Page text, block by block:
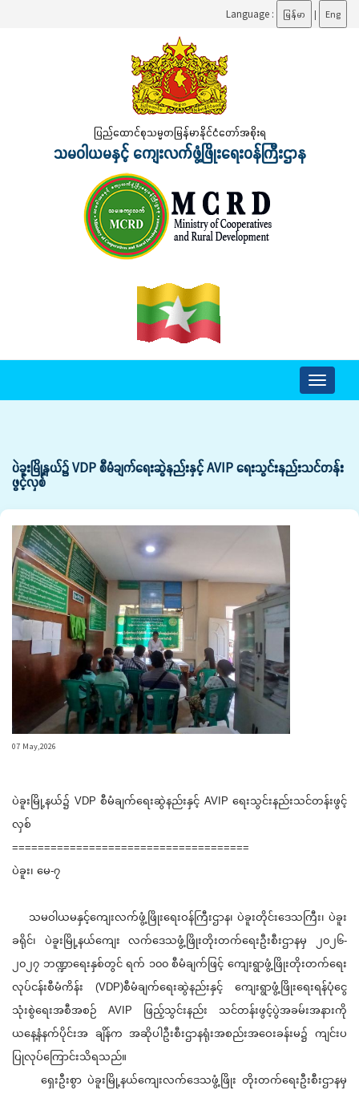
Language : မြန်မာ | Eng
ပြည်ထောင်စုသမ္မတမြန်မာနိုင်ငံတော်အစိုးရ
သမဝါယမနှင့် ကျေးလက်ဖွံ့ဖြိုးရေးဝန်ကြီးဌာန
Toggle
ပဲခူးမြို့နယ်၌ VDP စီမံချက်ရေးဆွဲနည်းနှင့် AVIP ရေးသွင်းနည်းသင်တန်း
ဖွင့်လှစ်
07 May,2026
ပဲခူးမြို့နယ်၌ VDP စီမံချက်ရေးဆွဲနည်းနှင့် AVIP ရေးသွင်းနည်းသင်တန်းဖွင့်
လှစ်
=====================================
ပဲခူး၊ မေ-၇
သမဝါယမနှင့်ကျေးလက်ဖွံ့ဖြိုးရေးဝန်ကြီးဌာန၊ ပဲခူးတိုင်းဒေသကြီး၊ ပဲခူး
ခရိုင်၊ ပဲခူးမြို့နယ်ကျေး လက်ဒေသဖွံ့ဖြိုးတိုးတက်ရေးဦးစီးဌာနမှ ၂၀၂၆-
၂၀၂၇ ဘဏ္ဍာရေးနှစ်တွင် ရက် ၁၀၀ စီမံချက်ဖြင့် ကျေးရွာဖွံ့ဖြိုးတိုးတက်ရေး
လုပ်ငန်းစီမံကိန်း (VDP)စီမံချက်ရေးဆွဲနည်းနှင့် ကျေးရွာဖွံ့ဖြိုးရေးရန်ပုံငွေ
သုံးစွဲရေးအစီအစဉ် AVIP ဖြည့်သွင်းနည်း သင်တန်းဖွင့်ပွဲအခမ်းအနားကို
ယနေ့နံနက်ပိုင်းအ ချိန်က အဆိုပါဦးစီးဌာနရုံးအစည်းအဝေးခန်းမ၌ ကျင်းပ
ပြုလုပ်ကြောင်းသိရသည်။
ရှေးဦးစွာ ပဲခူးမြို့နယ်ကျေးလက်ဒေသဖွံ့ဖြိုး တိုးတက်ရေးဦးစီးဌာနမှ